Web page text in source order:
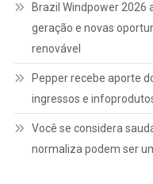
Brazil Windpower 2026
geração e novas
renovável
Pepper recebe aporte
ingressos e
Você se considera
normaliza podem ser